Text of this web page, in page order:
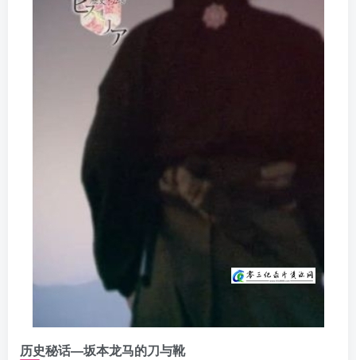
历史秘话—坂本龙马的刀与靴